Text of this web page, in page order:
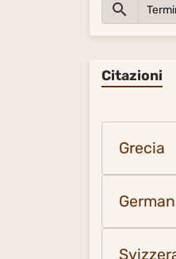
Citazioni
Grecia